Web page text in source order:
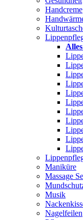
Handcreme
Maniküre
Massage
Musik
Nagelfeilen